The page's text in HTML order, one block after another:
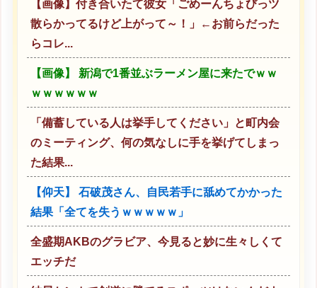
【画像】付き合いたて彼女「ごめーんちょびっツ
散らかってるけど上がって～！」←お前らだった
らコレ...
【画像】 新潟で1番並ぶラーメン屋に来たでｗｗ
ｗｗｗｗｗｗ
「備蓄している人は挙手してください」と町内会
のミーティング、何の気なしに手を挙げてしまっ
た結果...
【仰天】 石破茂さん、自民若手に舐めてかかった
結果「全てを失うｗｗｗｗｗ」
全盛期AKBのグラビア、今見ると妙に生々しくて
エッチだ